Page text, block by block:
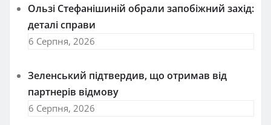
Ользі Стефанішиній обрали запобіжний захід:
деталі справи
6 Серпня, 2026
Зеленський підтвердив, що отримав від
партнерів відмову
6 Серпня, 2026